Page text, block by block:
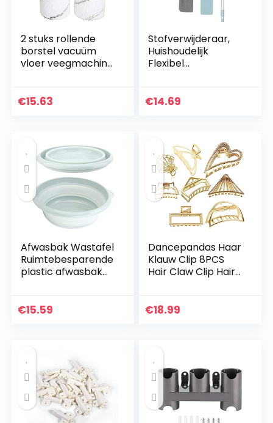
2 stuks rollende
borstel vacuüm
vloer veegmachine
schoonmaak
€15.63
Stofverwijderaar,
Huishoudelijk
Flexibel
lange steel
€14.69
Afwasbak Wastafel
Ruimtebesparende
plastic afwasbak
blue)
€15.59
Dancepandas Haar
Klauw Clip 8PCS
Hair Claw Clip Hair
Accessories
€18.99